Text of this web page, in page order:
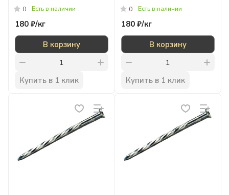
0 Есть в наличии
180 ₽/кг
В корзину
Купить в 1 клик
0 Есть в наличии
180 ₽/кг
В корзину
Купить в 1 клик